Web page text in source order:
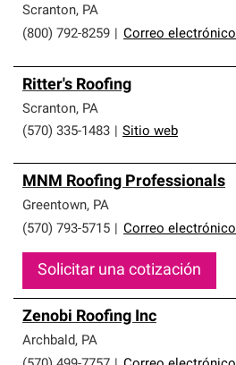
Scranton, PA
(800) 792-8259
Correo electrónico
Ritter's Roofing
Scranton, PA
(570) 335-1483
Sitio web
MNM Roofing Professionals
Greentown, PA
(570) 793-5715
Correo electrónico
Solicitar una cotización
Zenobi Roofing Inc
Archbald, PA